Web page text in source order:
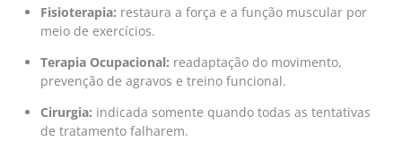
Fisioterapia: restaura a força e a função muscular por
meio de exercícios.
Terapia Ocupacional: readaptação do movimento,
prevenção de agravos e treino funcional.
Cirurgia: indicada somente quando todas as tentativas
de tratamento falharem.